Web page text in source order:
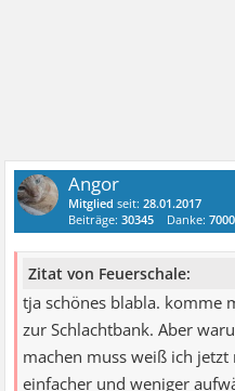
Angor
Mitglied seit:28.01.2017
Beiträge:30345 Danke:
Zitat von Feuerschale:
tja schönes blabla. komme
zur Schlachtbank. Aber
machen muss weiß ich
einfacher und weniger